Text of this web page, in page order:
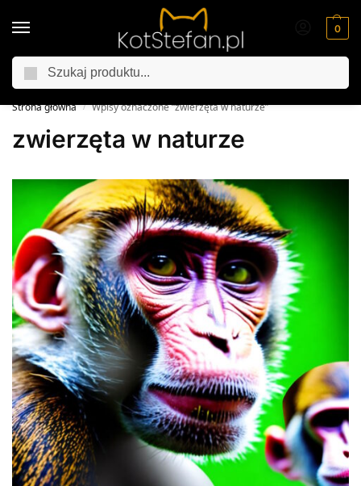
0
Jesienna promocja
Strona główna / Wpisy oznaczone “zwierzęta w naturze”
zwierzęta w naturze